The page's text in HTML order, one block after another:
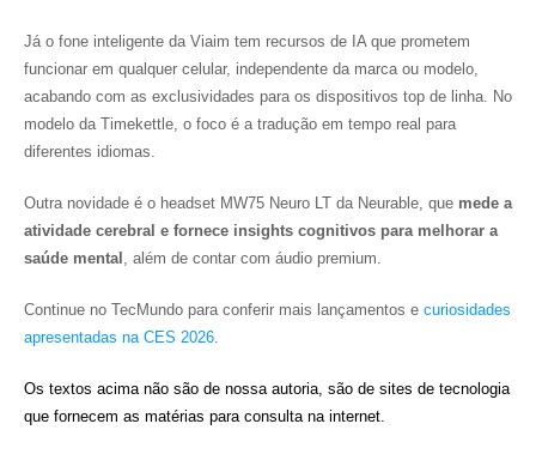
Já o fone inteligente da Viaim tem recursos de IA que prometem
funcionar em qualquer celular, independente da marca ou modelo,
acabando com as exclusividades para os dispositivos top de linha. No
modelo da Timekettle, o foco é a tradução em tempo real para
diferentes idiomas.
Outra novidade é o headset MW75 Neuro LT da Neurable, que mede a
atividade cerebral e fornece insights cognitivos para melhorar a
saúde mental , além de contar com áudio premium.
Continue no TecMundo para conferir mais lançamentos e curiosidades
apresentadas na CES 2026.
Os textos acima não são de nossa autoria, são de sites de tecnologia
que fornecem as matérias para consulta na internet.